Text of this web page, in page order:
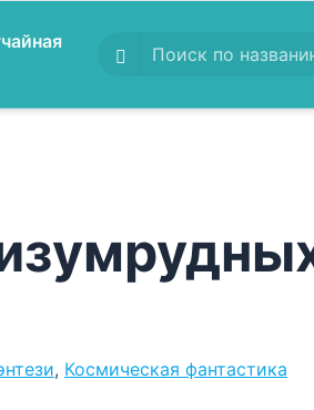
, Космическая фантастика